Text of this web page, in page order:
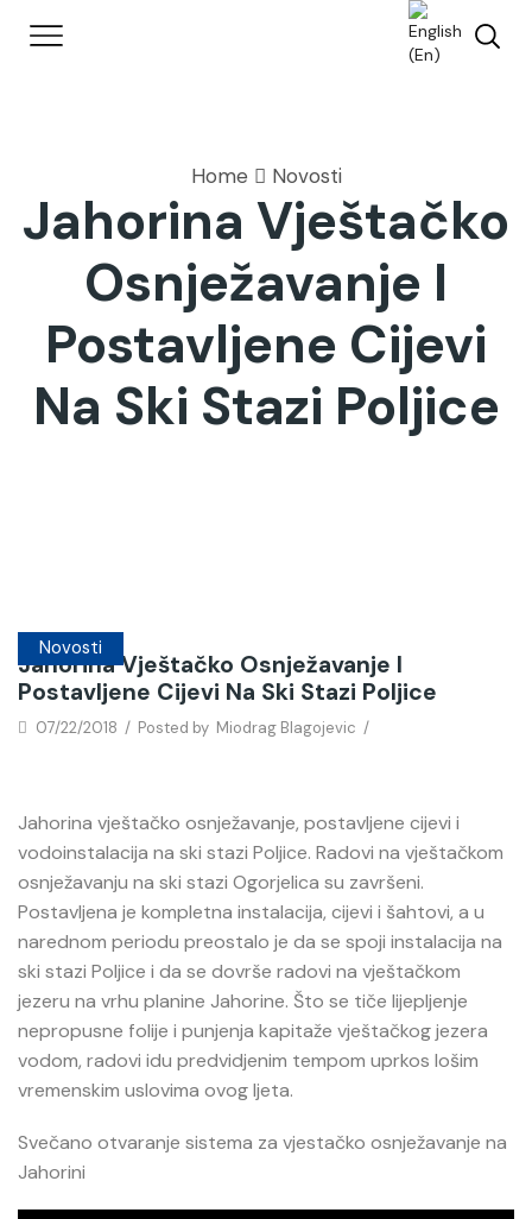
Home Novosti
Jahorina Vještačko
Osnježavanje I
Postavljene Cijevi
Na Ski Stazi Poljice
Novosti
Jahorina Vještačko Osnježavanje I
Postavljene Cijevi Na Ski Stazi Poljice
07/22/2018 / Posted by Miodrag Blagojevic /
Jahorina vještačko osnježavanje, postavljene cijevi i
vodoinstalacija na ski stazi Poljice. Radovi na vještačkom
osnježavanju na ski stazi Ogorjelica su završeni.
Postavljena je kompletna instalacija, cijevi i šahtovi, a u
narednom periodu preostalo je da se spoji instalacija na
ski stazi Poljice i da se dovrše radovi na vještačkom
jezeru na vrhu planine Jahorine. Što se tiče lijepljenje
nepropusne folije i punjenja kapitaže vještačkog jezera
vodom, radovi idu predvidjenim tempom uprkos lošim
vremenskim uslovima ovog ljeta.
Svečano otvaranje sistema za vjestačko osnježavanje na
Jahorini